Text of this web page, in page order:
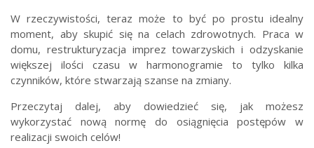
W rzeczywistości, teraz może to być po prostu idealny
moment, aby skupić się na celach zdrowotnych. Praca w
domu, restrukturyzacja imprez towarzyskich i odzyskanie
większej ilości czasu w harmonogramie to tylko kilka
czynników, które stwarzają szanse na zmiany.
Przeczytaj dalej, aby dowiedzieć się, jak możesz
wykorzystać nową normę do osiągnięcia postępów w
realizacji swoich celów!